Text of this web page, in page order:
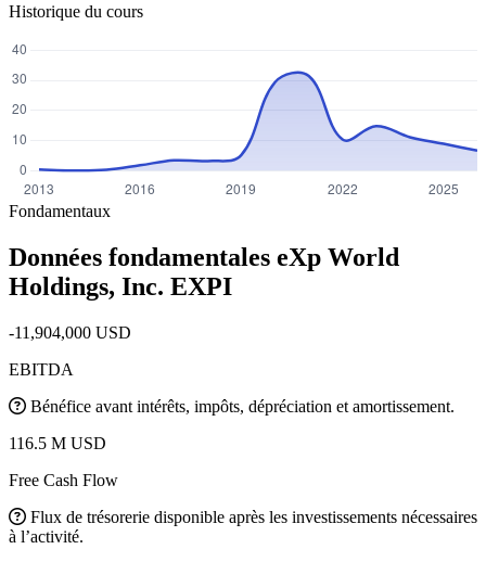
Historique du cours
Fondamentaux
Données fondamentales eXp World
Holdings, Inc. EXPI
-11,904,000 USD
EBITDA
Bénéfice avant intérêts, impôts, dépréciation et amortissement.
116.5 M USD
Free Cash Flow
Flux de trésorerie disponible après les investissements nécessaires
à l’activité.